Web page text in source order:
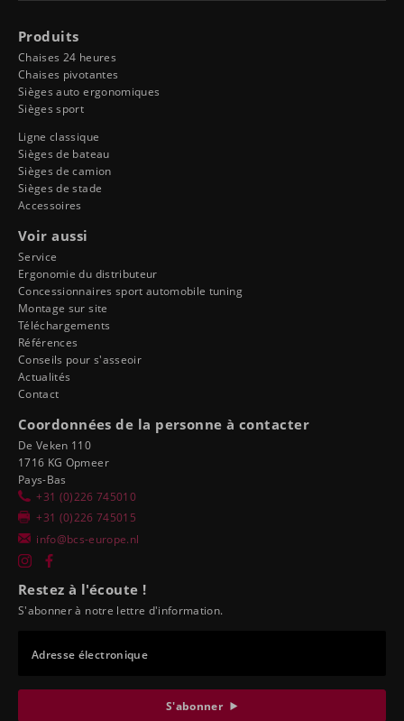
Produits
Chaises 24 heures
Chaises pivotantes
Sièges auto ergonomiques
Sièges sport
Ligne classique
Sièges de bateau
Sièges de camion
Sièges de stade
Accessoires
Voir aussi
Service
Ergonomie du distributeur
Concessionnaires sport automobile tuning
Montage sur site
Téléchargements
Références
Conseils pour s'asseoir
Actualités
Contact
Coordonnées de la personne à contacter
De Veken 110
1716 KG Opmeer
Pays-Bas
+31 (0)226 745010
+31 (0)226 745015
info@bcs-europe.nl
Restez à l'écoute !
S'abonner à notre lettre d'information.
Adresse électronique
S'abonner